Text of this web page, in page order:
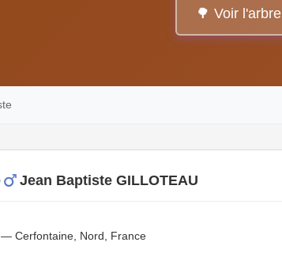
🌳 Voir l'arbre
Jean Baptiste GILLOTEAU
Cerfontaine, Nord, France